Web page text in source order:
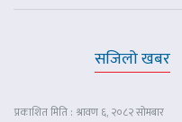
सजिलो खबर
प्रकाशित मिति : श्रावण ६, २०८२ सोमबार